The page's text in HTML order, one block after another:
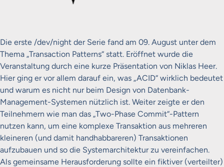
Die erste /dev/night der Serie fand am 09. August unter dem
Thema „Transaction Patterns“ statt. Eröffnet wurde die
Veranstaltung durch eine kurze Präsentation von Niklas Heer.
Hier ging er vor allem darauf ein, was „ACID“ wirklich bedeutet
und warum es nicht nur beim Design von Datenbank-
Management-Systemen nützlich ist. Weiter zeigte er den
Teilnehmern wie man das „Two-Phase Commit“-Pattern
nutzen kann, um eine komplexe Transaktion aus mehreren
kleineren (und damit handhabbareren) Transaktionen
aufzubauen und so die Systemarchitektur zu vereinfachen.
Als gemeinsame Herausforderung sollte ein fiktiver (verteilter)